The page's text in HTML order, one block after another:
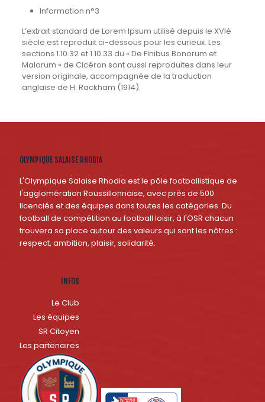
Information n°3
L’extrait standard de Lorem Ipsum utilisé depuis le XVIè
siècle est reproduit ci-dessous pour les curieux. Les
sections 1.10.32 et 1.10.33 du « De Finibus Bonorum et
Malorum » de Cicéron sont aussi reproduites dans leur
version originale, accompagnée de la traduction
anglaise de H. Rackham (1914).
OLYMPIQUE SALAISE RHODIA
L'Olympique Salaise Rhodia est le pôle footballistique de
l'agglomération Roussillonnaise, avec près de 500
licenciés et des équipes dans toutes les catégories. Du
football de compétition au football loisir, à l'OSR chacun
trouvera sa place autour des valeurs qui sont les nôtres :
respect, ambition, plaisir, solidarité.
INFOS
Le Club
Les équipes
SR Citoyen
Les partenaires